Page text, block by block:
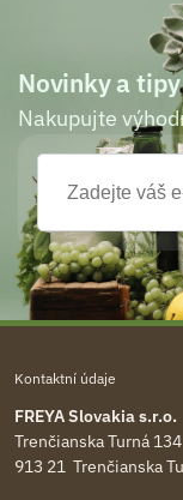
Novinky a
Nakupujte
Kontaktní údaje
FREYA Slovakia s.r.o.
Trenčianska Turná 134
913 21 Trenčianska